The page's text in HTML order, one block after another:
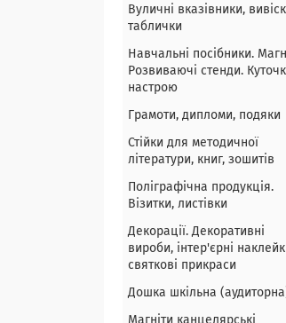
Вуличні вказівники,
таблички
Навчальні посібники.
Розвиваючі стенди.
настрою
Грамоти, дипломи, подяки
Стійки для методичної
літератури, книг, зошитів
Поліграфічна продукція.
Візитки, листівки
Декорації. Декоративні
вироби, інтер'єрні
святкові прикраси
Дошка шкільна
Магніти канцелярські